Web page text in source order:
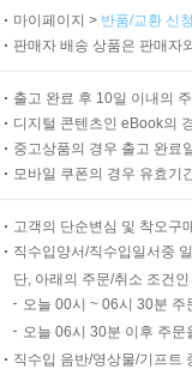
마이페이지 > 반품/교환 신
판매자 배송 상품은 판매자
출고 완료 후 10일 이내의
디지털 콘텐츠인 eBook의
중고상품의 경우 출고 완료
모바일 쿠폰의 경우 유효기
고객의 단순변심 및 착오구
직수입양서/직수입일서중
단, 아래의 주문/취소 조건
오늘 00시 ~ 06시 30분
오늘 06시 30분 이후 주
직수입 음반/영상물/기프트